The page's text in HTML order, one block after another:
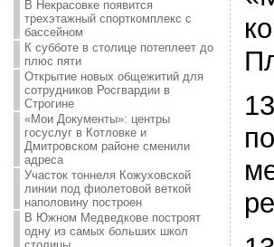
В Некрасовке появится
трехэтажный спорткомплекс с
бассейном
К субботе в столице потеплеет до
плюс пяти
Открытие новых общежитий для
сотрудников Росгвардии в
Строгине
«Мои Документы»: центры
госуслуг в Котловке и
Дмитровском районе сменили
адреса
Участок тоннеля Кожуховской
линии под фиолетовой веткой
наполовину построен
В Южном Медведкове построят
одну из самых больших школ